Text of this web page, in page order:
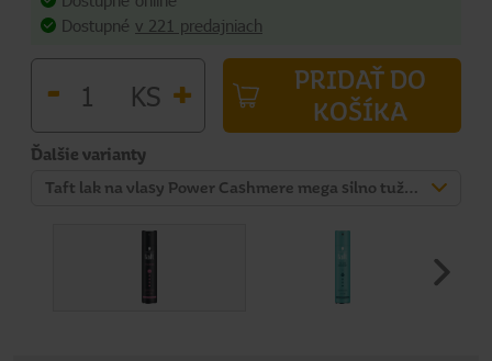
Dostupné v 221 predajniach
- KS +
PRIDAŤ DO
KOŠÍKA
Ďalšie varianty
Taft lak na vlasy Power Cashmere mega silno tužiaci 250 ml